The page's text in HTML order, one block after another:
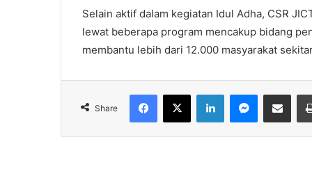
Selain aktif dalam kegiatan Idul Adha, CSR
lewat beberapa program mencakup bidang
membantu lebih dari 12.000 masyarakat
Share